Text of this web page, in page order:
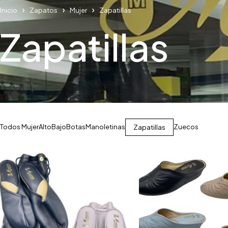
Inicio Zapatos Mujer Zapatillas
Zapatillas
Todos MujerAltoBajoBotasManoletinas Zapatillas Zuecos